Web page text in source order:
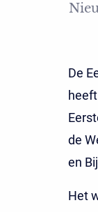
De
de
en
Het